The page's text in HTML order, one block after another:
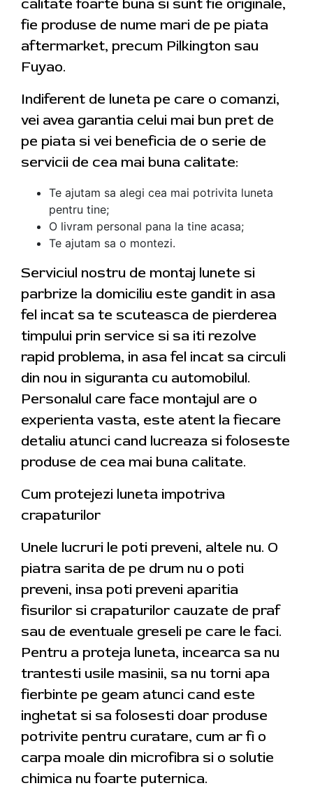
calitate foarte buna si sunt fie originale,
fie produse de nume mari de pe piata
aftermarket, precum Pilkington sau
Fuyao.
Indiferent de luneta pe care o comanzi,
vei avea garantia celui mai bun pret de
pe piata si vei beneficia de o serie de
servicii de cea mai buna calitate:
Te ajutam sa alegi cea mai potrivita luneta
pentru tine;
O livram personal pana la tine acasa;
Te ajutam sa o montezi.
Serviciul nostru de montaj lunete si
parbrize la domiciliu este gandit in asa
fel incat sa te scuteasca de pierderea
timpului prin service si sa iti rezolve
rapid problema, in asa fel incat sa circuli
din nou in siguranta cu automobilul.
Personalul care face montajul are o
experienta vasta, este atent la fiecare
detaliu atunci cand lucreaza si foloseste
produse de cea mai buna calitate.
Cum protejezi luneta impotriva
crapaturilor
Unele lucruri le poti preveni, altele nu. O
piatra sarita de pe drum nu o poti
preveni, insa poti preveni aparitia
fisurilor si crapaturilor cauzate de praf
sau de eventuale greseli pe care le faci.
Pentru a proteja luneta, incearca sa nu
trantesti usile masinii, sa nu torni apa
fierbinte pe geam atunci cand este
inghetat si sa folosesti doar produse
potrivite pentru curatare, cum ar fi o
carpa moale din microfibra si o solutie
chimica nu foarte puternica.